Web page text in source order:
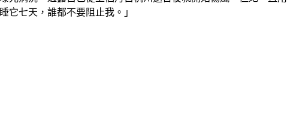
它七天，誰都不要阻止我。」